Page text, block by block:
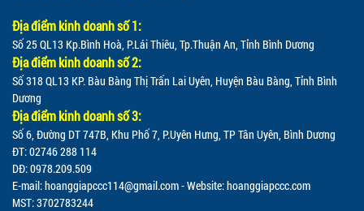
Địa điểm kinh doanh số 1:
Số 25 QL13 Kp.Bình Hoà, P.Lái Thiêu, Tp.Thuận An, Tỉnh Bình Dương
Địa điểm kinh doanh số 2:
Số 318 QL13 KP. Bàu Bàng Thị Trấn Lai Uyên, Huyện Bàu Bàng, Tỉnh Bình
Dương
Địa điểm kinh doanh số 3:
Số 6, Đường DT 747B, Khu Phố 7, P.Uyên Hưng, TP Tân Uyên, Bình Dương
ĐT: 02746 288 114
DĐ: 0978.209.509
E-mail:hoanggiapccc114@gmail.com- Website: hoanggiapccc.com
MST: 3702783244